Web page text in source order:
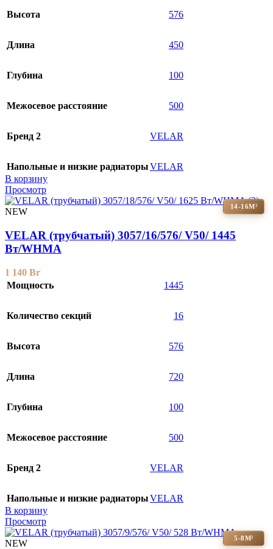
Высота 576
Длина 450
Глубина 100
Межосевое расстояние 500
Бренд 2 VELAR
Напольные и низкие радиаторыVELAR
В корзину
Просмотр
14-16М²
NEW
VELAR (трубчатый) 3057/16/576/ V50/ 1445
Bт/WHMA
1 140 Br
Мощность
1445
Количество секций 16
Высота 576
Длина 720
Глубина 100
Межосевое расстояние 500
Бренд 2 VELAR
Напольные и низкие радиаторыVELAR
В корзину
Просмотр
5-8М²
NEW